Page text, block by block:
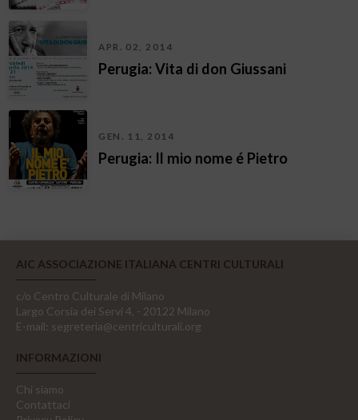
APR. 02, 2014
Perugia: Vita di don Giussani
GEN. 11, 2014
Perugia: Il mio nome é Pietro
AIC ASSOCIAZIONE ITALIANA CENTRI CULTURALI
c/o Centro Culturale di Milano
Largo Corsia dei Servi 4, - 20122 Milano
E-mail: segreteria@centriculturali.org
INFORMAZIONI
Chi siamo
Contattaci